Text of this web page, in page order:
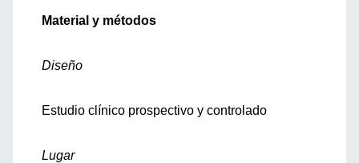
Material y métodos
Diseño
Estudio clínico prospectivo y controlado
Lugar